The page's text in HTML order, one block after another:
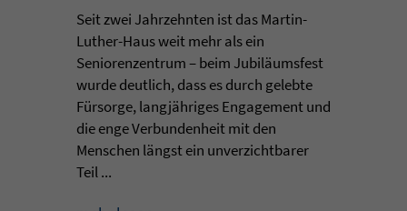
Seit zwei Jahrzehnten ist das Martin-
Luther-Haus weit mehr als ein
Seniorenzentrum – beim Jubiläumsfest
wurde deutlich, dass es durch gelebte
Fürsorge, langjähriges Engagement und
die enge Verbundenheit mit den
Menschen längst ein unverzichtbarer
Teil ...